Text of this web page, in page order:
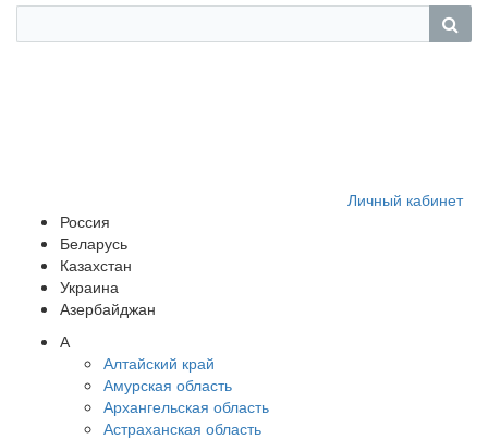
Личный кабинет
Россия
Беларусь
Казахстан
Украина
Азербайджан
А
Алтайский край
Амурская область
Архангельская область
Астраханская область